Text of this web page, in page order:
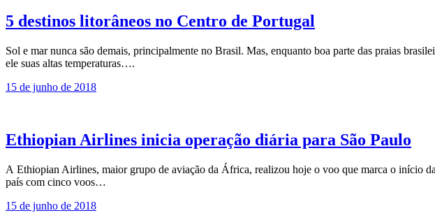
5 destinos litorâneos no Centro de Portugal
Sol e mar nunca são demais, principalmente no Brasil. Mas, enquanto boa parte das praias
ele suas altas temperaturas….
15 de junho de 2018
Ethiopian Airlines inicia operação diária para São Paulo
A Ethiopian Airlines, maior grupo de aviação da África, realizou hoje o voo que marca o início
país com cinco voos…
15 de junho de 2018